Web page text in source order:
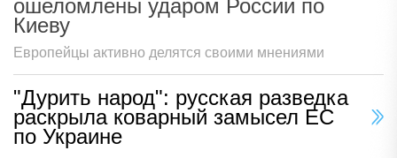
ошеломлены ударом России по
Киеву
Европейцы активно делятся своими мнениями
"Дурить народ": русская разведка
раскрыла коварный замысел ЕС
по Украине